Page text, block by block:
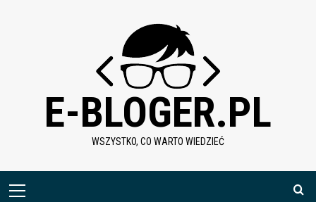
E-BLOGER.PL
WSZYSTKO, CO WARTO WIEDZIEĆ
Menu